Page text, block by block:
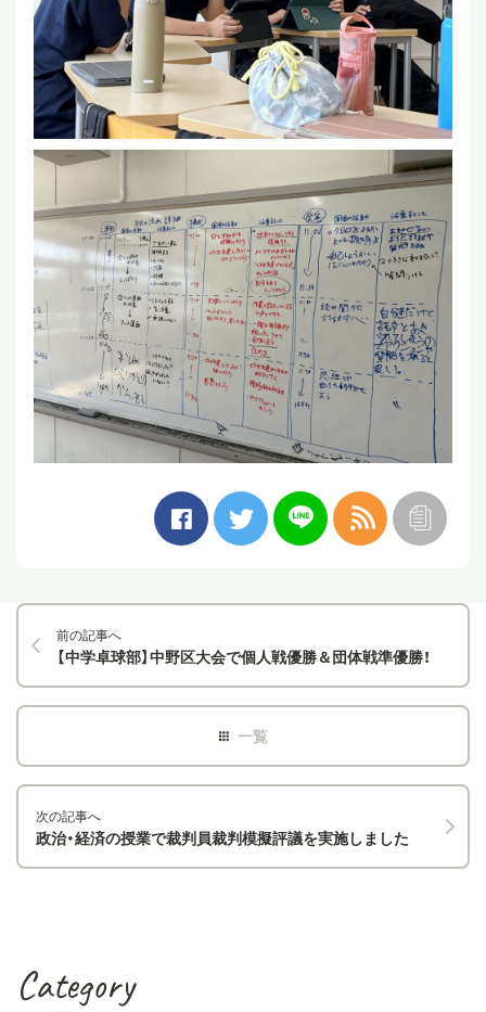
前の記事へ
【中学卓球部】中野区大会で個人戦優勝＆団体戦準優勝！
次の記事へ
政治・経済の授業で裁判員裁判模擬評議を実施しました
Category